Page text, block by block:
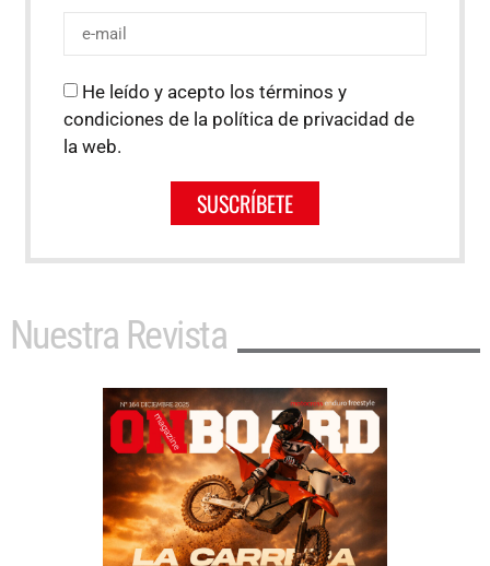
He leído y acepto los términos y
condiciones de la política de privacidad de
la web.
SUSCRÍBETE
Nuestra Revista